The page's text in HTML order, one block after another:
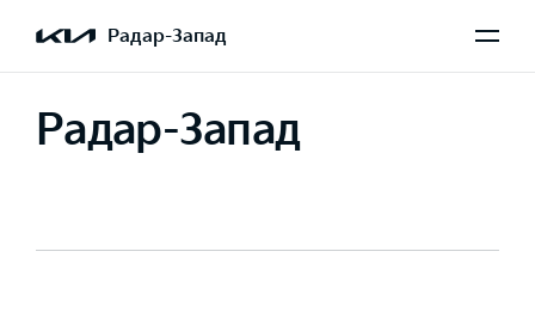
Радар-Запад
Радар-Запад